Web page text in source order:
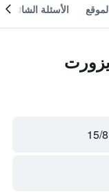
الأسئلة الشائعة